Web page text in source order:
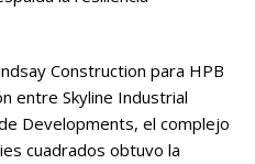
Construction para HPB
entre Skyline Industrial
Developments, el complejo
cuadrados obtuvo la